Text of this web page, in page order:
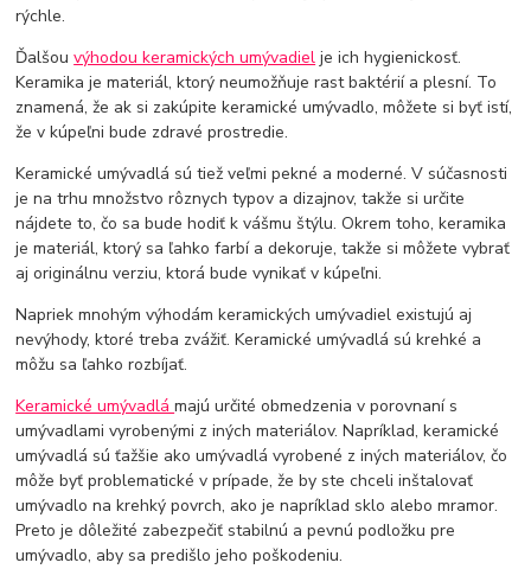
rýchle.
Ďalšouvýhodou keramických umývadiel je ich hygienickosť.
Keramika je materiál, ktorý neumožňuje rast baktérií a plesní. To
znamená, že ak si zakúpite keramické umývadlo, môžete si byť istí,
že v kúpeľni bude zdravé prostredie.
Keramické umývadlá sú tiež veľmi pekné a moderné. V súčasnosti
je na trhu množstvo rôznych typov a dizajnov, takže si určite
nájdete to, čo sa bude hodiť k vášmu štýlu. Okrem toho, keramika
je materiál, ktorý sa ľahko farbí a dekoruje, takže si môžete vybrať
aj originálnu verziu, ktorá bude vynikať v kúpeľni.
Napriek mnohým výhodám keramických umývadiel existujú aj
nevýhody, ktoré treba zvážiť. Keramické umývadlá sú krehké a
môžu sa ľahko rozbíjať.
Keramické umývadlámajú určité obmedzenia v porovnaní s
umývadlami vyrobenými z iných materiálov. Napríklad, keramické
umývadlá sú ťažšie ako umývadlá vyrobené z iných materiálov, čo
môže byť problematické v prípade, že by ste chceli inštalovať
umývadlo na krehký povrch, ako je napríklad sklo alebo mramor.
Preto je dôležité zabezpečiť stabilnú a pevnú podložku pre
umývadlo, aby sa predišlo jeho poškodeniu.